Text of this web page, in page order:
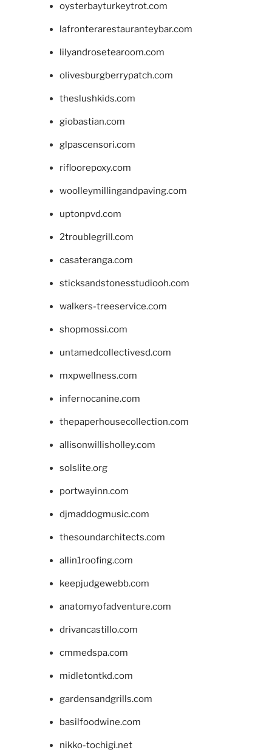
oysterbayturkeytrot.com
lafronterarestauranteybar.com
lilyandrosetearoom.com
olivesburgberrypatch.com
theslushkids.com
giobastian.com
glpascensori.com
rifloorepoxy.com
woolleymillingandpaving.com
uptonpvd.com
2troublegrill.com
casateranga.com
sticksandstonesstudiooh.com
walkers-treeservice.com
shopmossi.com
untamedcollectivesd.com
mxpwellness.com
infernocanine.com
thepaperhousecollection.com
allisonwillisholley.com
solslite.org
portwayinn.com
djmaddogmusic.com
thesoundarchitects.com
allin1roofing.com
keepjudgewebb.com
anatomyofadventure.com
drivancastillo.com
cmmedspa.com
midletontkd.com
gardensandgrills.com
basilfoodwine.com
nikko-tochigi.net